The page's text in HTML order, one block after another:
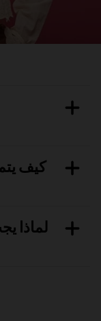
كيف
لماذا